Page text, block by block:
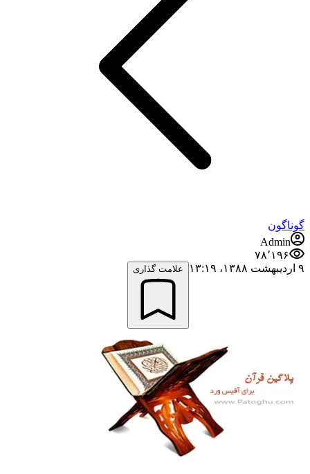
گوناگون
Admin
۷۸٬۱۹۶
۹ اردیبهشت ۱۳۸۸،‏ ۱۳:۱۹
علامت گذاری